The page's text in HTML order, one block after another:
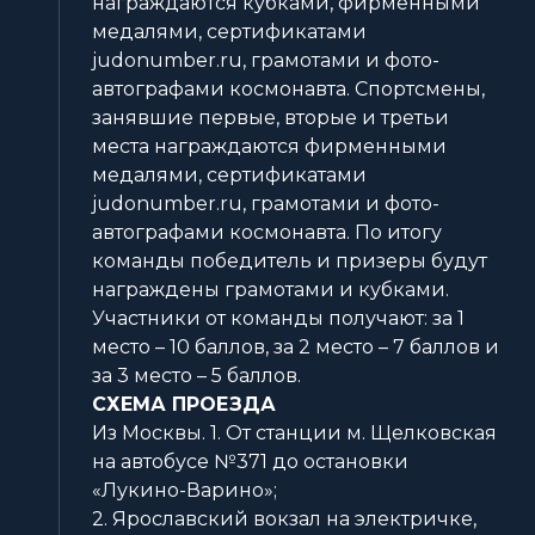
медалями, сертификатами
judonumber.ru, грамотами и фото-
автографами космонавта. Спортсмены,
занявшие первые, вторые и третьи
места награждаются фирменными
медалями, сертификатами
judonumber.ru, грамотами и фото-
автографами космонавта. По итогу
команды победитель и призеры будут
награждены грамотами и кубками.
Участники от команды получают: за 1
место – 10 баллов, за 2 место – 7 баллов и
за 3 место – 5 баллов.
СХЕМА ПРОЕЗДА
Из Москвы. 1. От станции м. Щелковская
на автобусе №371 до остановки
«Лукино-Варино»;
2. Ярославский вокзал на электричке,